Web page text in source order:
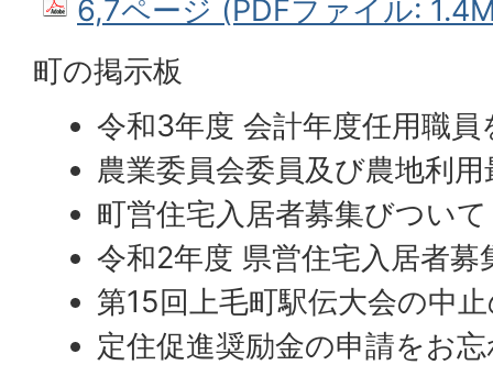
6,7ページ (PDFファイル:
町の掲示板
令和3年度 会計年度任用職
農業委員会委員及び農地利
町営住宅入居者募集びついて
令和2年度 県営住宅入居者募
第15回上毛町駅伝大会の中
定住促進奨励金の申請をお